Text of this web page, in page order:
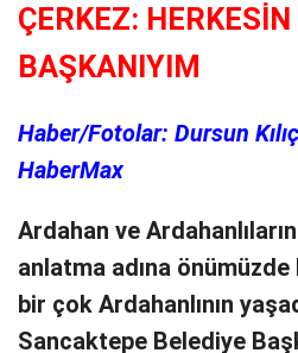
ÇERKEZ:
BAŞKANIYIM
Haber/Fotolar: Dursun
HaberMax
Ardahan ve
anlatma adına
bir çok Ardahanlının
Sancaktepe Belediye